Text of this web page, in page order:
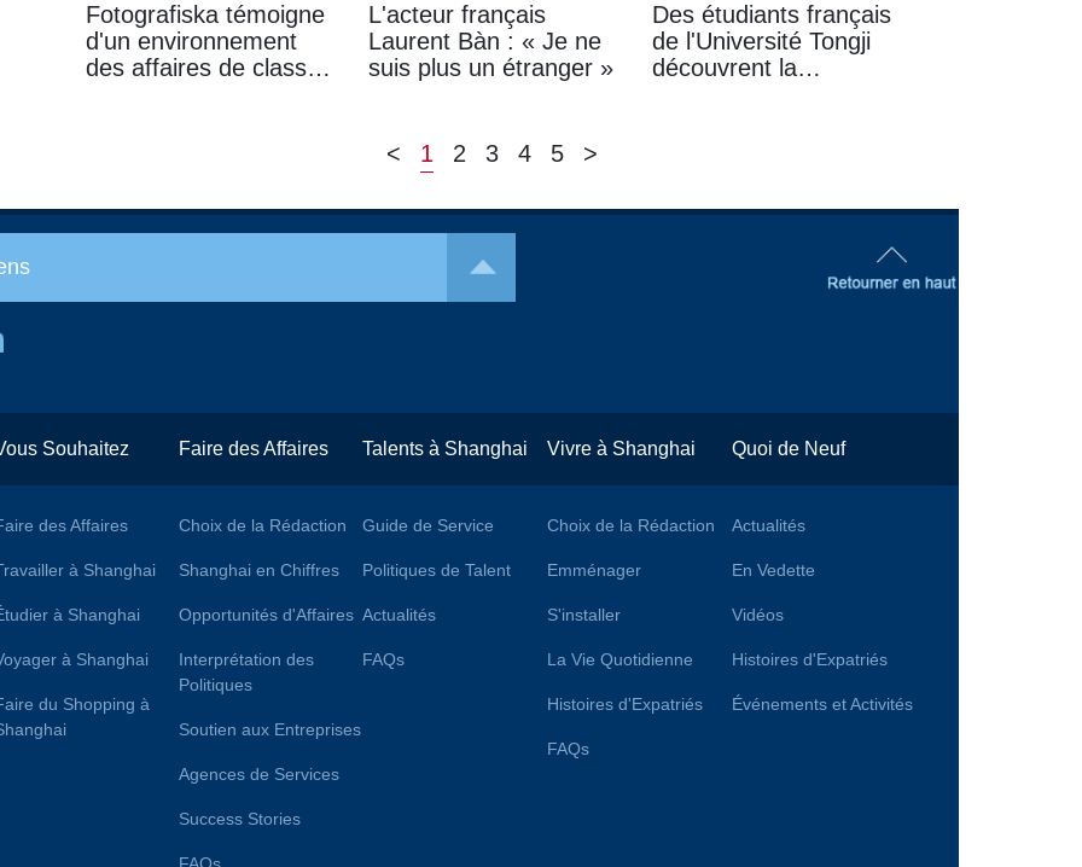
Fotografiska témoigne
d'un environnement
des affaires de classe
L'acteur français
Laurent Bàn : « Je ne
suis plus un étranger »
Des étudiants français
de l'Université Tongji
découvrent la
< 1 2 3 4 5 >
Souhaitez
des Affaires
à Shanghai
à Shanghai
à Shanghai
du Shopping à
Faire des Affaires
Choix de la Rédaction
Shanghai en Chiffres
Opportunités d'Affaires
Interprétation des
Politiques
Soutien aux Entreprises
Agences de Services
Success Stories
Talents à Shanghai
Guide de Service
Politiques de Talent
Actualités
FAQs
Vivre à Shanghai
Choix de la Rédaction
Emménager
S'installer
La Vie Quotidienne
Histoires d'Expatriés
FAQs
Quoi de Neuf
Actualités
En Vedette
Vidéos
Histoires d'Expatriés
Événements et Activités